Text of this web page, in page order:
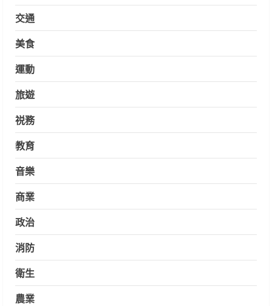
交通
美食
運動
旅遊
祱務
教育
音樂
商業
政治
消防
衛生
農業